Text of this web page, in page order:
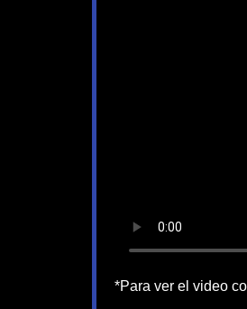
*Para ver el video